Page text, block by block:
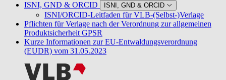
ISNI, GND & ORCID
ISNI, GND & ORCID
ISNI/ORCID-Leitfaden für VLB-(Selbst-)Verlage
Pflichten für Verlage nach der Verordnung zur allgemeinen
Produktsicherheit GPSR
Kurze Informationen zur EU-Entwaldungsverordnung
(EUDR) vom 31.05.2023